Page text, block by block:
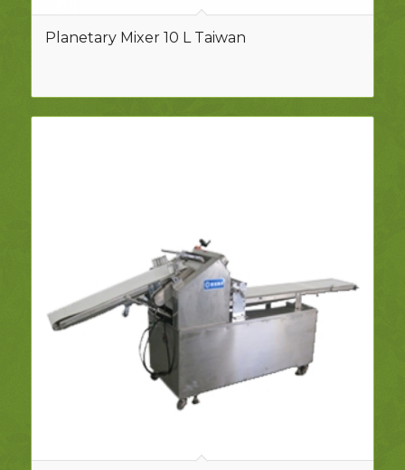
Planetary Mixer 10 L Taiwan